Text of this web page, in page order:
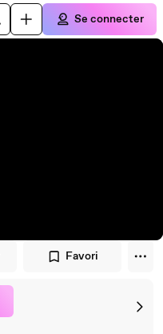
Se connecter
Favori